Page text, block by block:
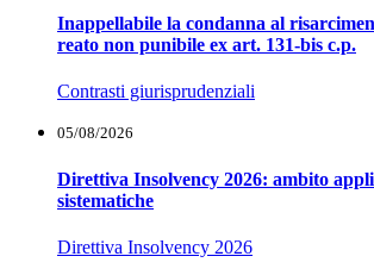
Inappellabile la condanna al
reato non punibile ex art. 131-bis c.p.
Contrasti giurisprudenziali
05/08/2026
Direttiva Insolvency 2026: ambito
sistematiche
Direttiva Insolvency 2026